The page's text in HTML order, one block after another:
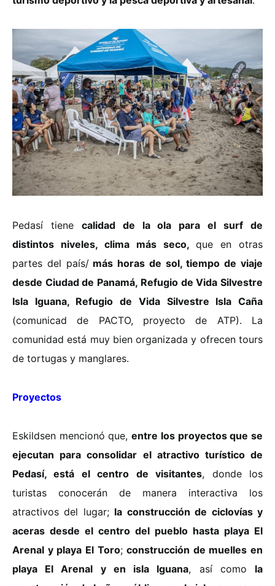
Pedasí tiene calidad de la ola para el surf de
distintos niveles, clima más seco, que en otras
partes del país/más horas de sol, tiempo de viaje
desde Ciudad de Panamá, Refugio de Vida Silvestre
Isla Iguana, Refugio de Vida Silvestre Isla Caña
(comunicad de PACTO, proyecto de ATP). La
comunidad está muy bien organizada y ofrecen tours
de tortugas y manglares.
Proyectos
Eskildsen mencionó que,entre los proyectos que se
ejecutan para consolidar el atractivo turístico de
Pedasí, está el centro de visitantes, donde los
turistas conocerán de manera interactiva los
atractivos del lugar; la construcción de ciclovías y
aceras desde el centro del pueblo hasta playa El
Arenal y playa El Toro;construcción de muelles en
playa El Arenal y en isla Iguana, así como la